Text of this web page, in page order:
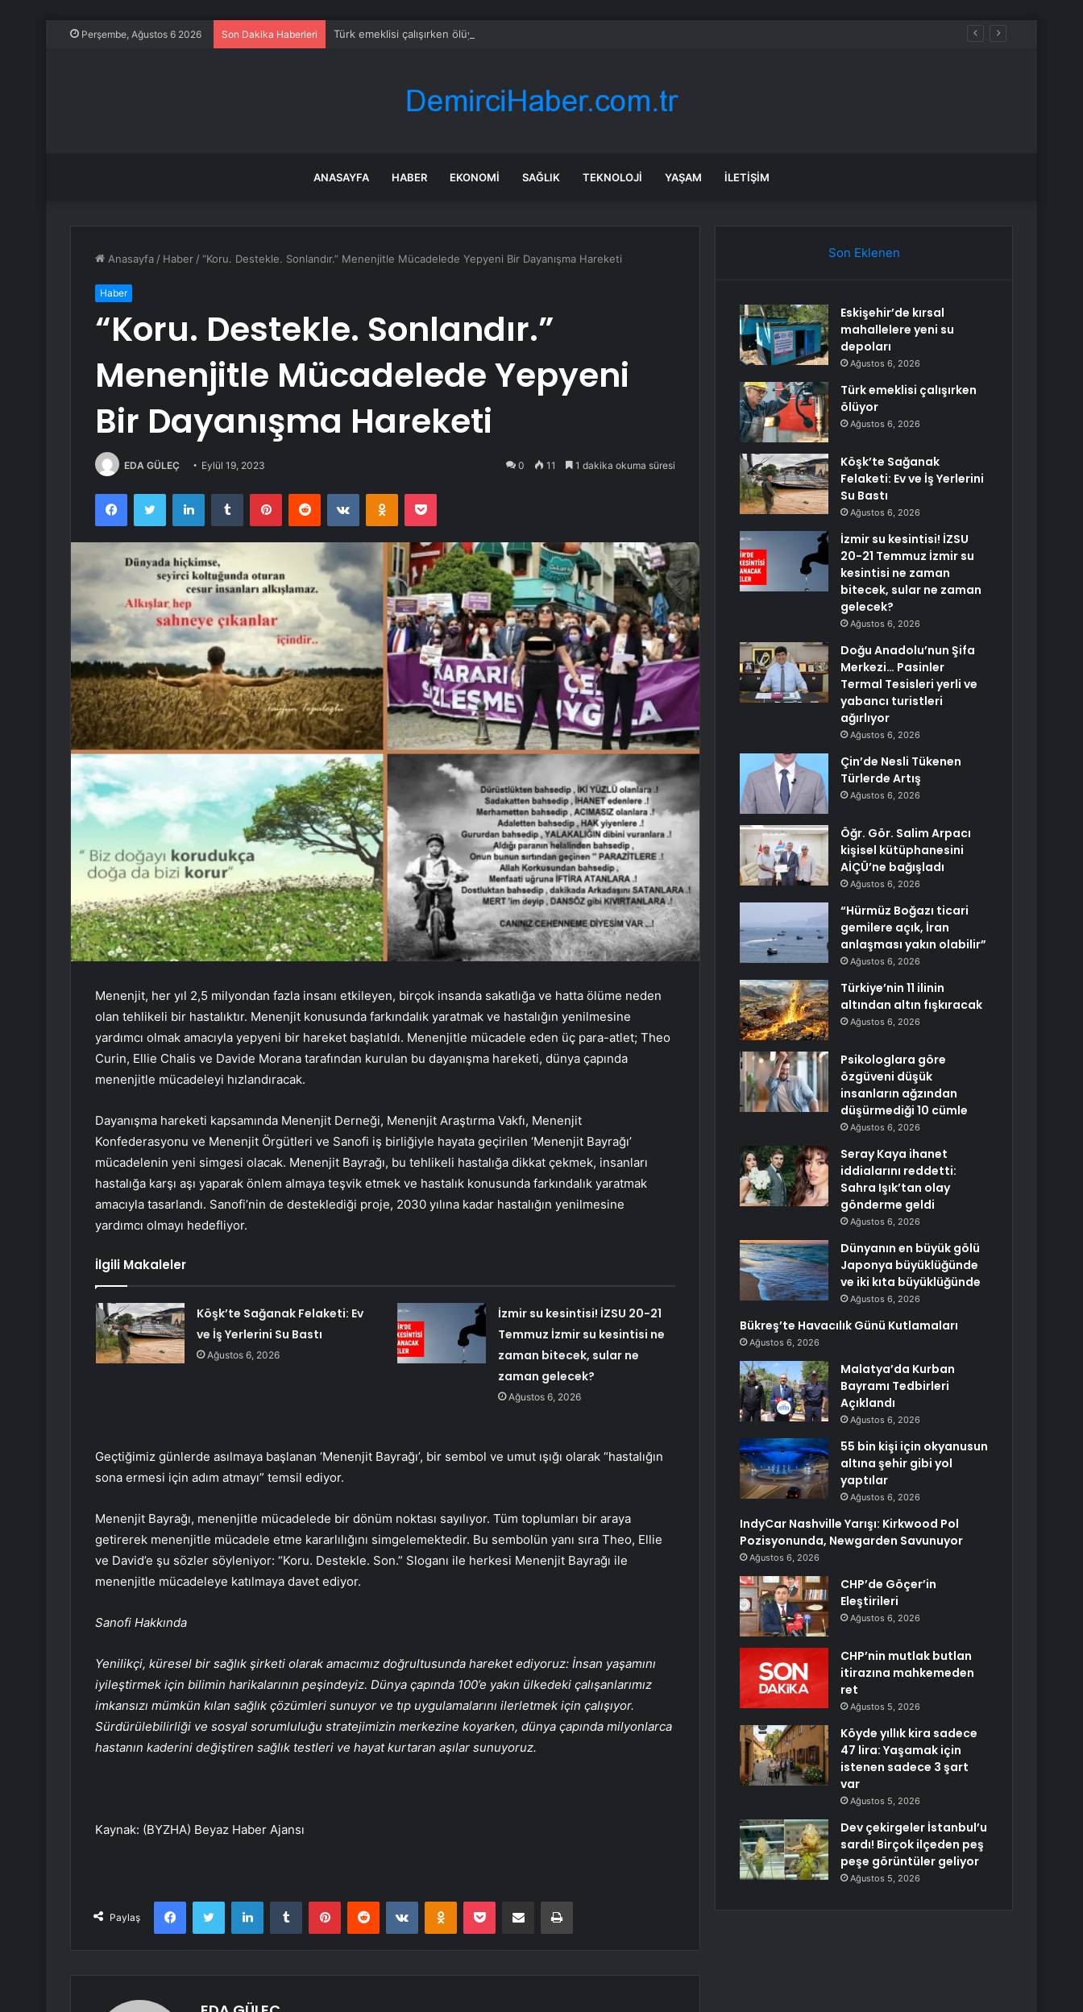
Perşembe, Ağustos 6 2026 Son Dakika Haberleri Türk emeklisi çalışırken ölüyor
ANASAYFA HABER EKONOMI SAĞLIK TEKNOLOJI YAŞAM İLETIŞIM
Anasayfa / Haber /“Koru. Destekle. Sonlandır.” Menenjitle Mücadelede Yepyeni Bir Dayanışma Hareketi
Haber
“Koru. Destekle. Sonlandır.”
Menenjitle Mücadelede Yepyeni
Bir Dayanışma Hareketi
EDA GÜLEÇ Eylül 19, 2023 0 11 1 dakika okuma süresi
FacebookTwitter LinkedInTumblr PinterestReddit VKontakteOdnoklassniki
Pocket
Menenjit, her yıl 2,5 milyondan fazla insanı etkileyen, birçok insanda sakatlığa ve hatta ölüme neden
olan tehlikeli bir hastalıktır. Menenjit konusunda farkındalık yaratmak ve hastalığın yenilmesine
yardımcı olmak amacıyla yepyeni bir hareket başlatıldı. Menenjitle mücadele eden üç para-atlet; Theo
Curin, Ellie Chalis ve Davide Morana tarafından kurulan bu dayanışma hareketi, dünya çapında
menenjitle mücadeleyi hızlandıracak.
Dayanışma hareketi kapsamında Menenjit Derneği, Menenjit Araştırma Vakfı, Menenjit
Konfederasyonu ve Menenjit Örgütleri ve Sanofi iş birliğiyle hayata geçirilen ‘Menenjit Bayrağı’
mücadelenin yeni simgesi olacak. Menenjit Bayrağı, bu tehlikeli hastalığa dikkat çekmek, insanları
hastalığa karşı aşı yaparak önlem almaya teşvik etmek ve hastalık konusunda farkındalık yaratmak
amacıyla tasarlandı. Sanofi’nin de desteklediği proje, 2030 yılına kadar hastalığın yenilmesine
yardımcı olmayı hedefliyor.
İlgili Makaleler
Köşk’te Sağanak Felaketi: Ev
ve İş Yerlerini Su Bastı
Ağustos 6, 2026
İzmir su kesintisi! İZSU 20-21
Temmuz İzmir su kesintisi ne
zaman bitecek, sular ne
zaman gelecek?
Ağustos 6, 2026
Geçtiğimiz günlerde asılmaya başlanan ‘Menenjit Bayrağı’, bir sembol ve umut ışığı olarak “hastalığın
sona ermesi için adım atmayı” temsil ediyor.
Menenjit Bayrağı, menenjitle mücadelede bir dönüm noktası sayılıyor. Tüm toplumları bir araya
getirerek menenjitle mücadele etme kararlılığını simgelemektedir. Bu sembolün yanı sıra Theo, Ellie
ve David’e şu sözler söyleniyor: “Koru. Destekle. Son.” Sloganı ile herkesi Menenjit Bayrağı ile
menenjitle mücadeleye katılmaya davet ediyor.
Sanofi Hakkında
Yenilikçi, küresel bir sağlık şirketi olarak amacımız doğrultusunda hareket ediyoruz: İnsan yaşamını
iyileştirmek için bilimin harikalarının peşindeyiz. Dünya çapında 100’e yakın ülkedeki çalışanlarımız
imkansızı mümkün kılan sağlık çözümleri sunuyor ve tıp uygulamalarını ilerletmek için çalışıyor.
Sürdürülebilirliği ve sosyal sorumluluğu stratejimizin merkezine koyarken, dünya çapında milyonlarca
hastanın kaderini değiştiren sağlık testleri ve hayat kurtaran aşılar sunuyoruz.
Kaynak: (BYZHA) Beyaz Haber Ajansı
Paylaş
FacebookTwitter LinkedInTumblr PinterestReddit VKontakteOdnoklassniki
Pocket E-Posta ile paylaş Yazdır
Son Eklenen
Eskişehir’de kırsal
mahallelere yeni su
depoları
Ağustos 6, 2026
Türk emeklisi çalışırken
ölüyor
Ağustos 6, 2026
Köşk’te Sağanak
Felaketi: Ev ve İş Yerlerini
Su Bastı
Ağustos 6, 2026
İzmir su kesintisi! İZSU
20-21 Temmuz İzmir su
kesintisi ne zaman
bitecek, sular ne zaman
gelecek?
Ağustos 6, 2026
Doğu Anadolu’nun Şifa
Merkezi… Pasinler
Termal Tesisleri yerli ve
yabancı turistleri
ağırlıyor
Ağustos 6, 2026
Çin’de Nesli Tükenen
Türlerde Artış
Ağustos 6, 2026
Öğr. Gör. Salim Arpacı
kişisel kütüphanesini
AİÇÜ’ne bağışladı
Ağustos 6, 2026
“Hürmüz Boğazı ticari
gemilere açık, İran
anlaşması yakın olabilir”
Ağustos 6, 2026
Türkiye’nin 11 ilinin
altından altın fışkıracak
Ağustos 6, 2026
Psikologlara göre
özgüveni düşük
insanların ağzından
düşürmediği 10 cümle
Ağustos 6, 2026
Seray Kaya ihanet
iddialarını reddetti:
Sahra Işık’tan olay
gönderme geldi
Ağustos 6, 2026
Dünyanın en büyük gölü
Japonya büyüklüğünde
ve iki kıta büyüklüğünde
Ağustos 6, 2026
Bükreş’te Havacılık Günü Kutlamaları
Ağustos 6, 2026
Malatya’da Kurban
Bayramı Tedbirleri
Açıklandı
Ağustos 6, 2026
55 bin kişi için okyanusun
altına şehir gibi yol
yaptılar
Ağustos 6, 2026
IndyCar Nashville Yarışı: Kirkwood Pol
Pozisyonunda, Newgarden Savunuyor
Ağustos 6, 2026
CHP’de Göçer’in
Eleştirileri
Ağustos 6, 2026
CHP’nin mutlak butlan
itirazına mahkemeden
ret
Ağustos 5, 2026
Köyde yıllık kira sadece
47 lira: Yaşamak için
istenen sadece 3 şart
var
Ağustos 5, 2026
Dev çekirgeler İstanbul’u
sardı! Birçok ilçeden peş
peşe görüntüler geliyor
Ağustos 5, 2026